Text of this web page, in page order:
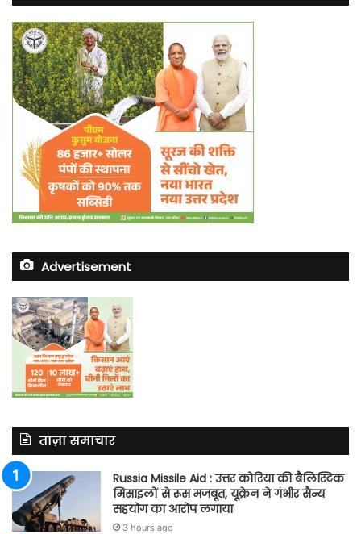
Advertisement
ताज़ा समाचार
Russia Missile Aid : उत्तर कोरिया की बैलिस्टिक
मिसाइलों से रूस मजबूत, यूक्रेन ने गंभीर सैन्य
सहयोग का आरोप लगाया
3 hours ago